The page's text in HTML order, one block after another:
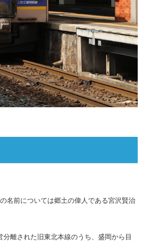
名前については郷土の偉人である宮沢賢治
離された旧東北本線のうち、盛岡から目